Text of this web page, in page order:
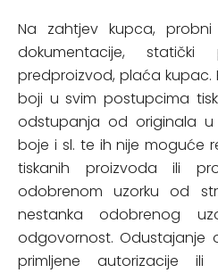
Na zahtjev kupca, probni
dokumentacije,
predproizvod, plaća kupac.
boji u svim postupcima
odstupanja od originala u
boje i sl. te ih nije moguće
tiskanih proizvoda ili
odobrenom uzorku od
nestanka odobrenog
odgovornost. Odustajanje
primljene autorizacije